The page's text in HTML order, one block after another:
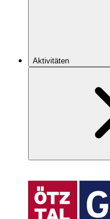
Aktivitäten